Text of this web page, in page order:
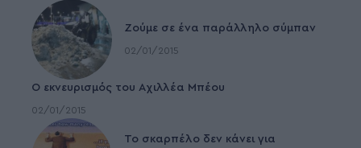
Ζούμε σε ένα παράλληλο σύμπαν
02/01/2015
Ο εκνευρισμός του Αχιλλέα Μπέου
02/01/2015
To σκαρπέλο δεν κάνει για